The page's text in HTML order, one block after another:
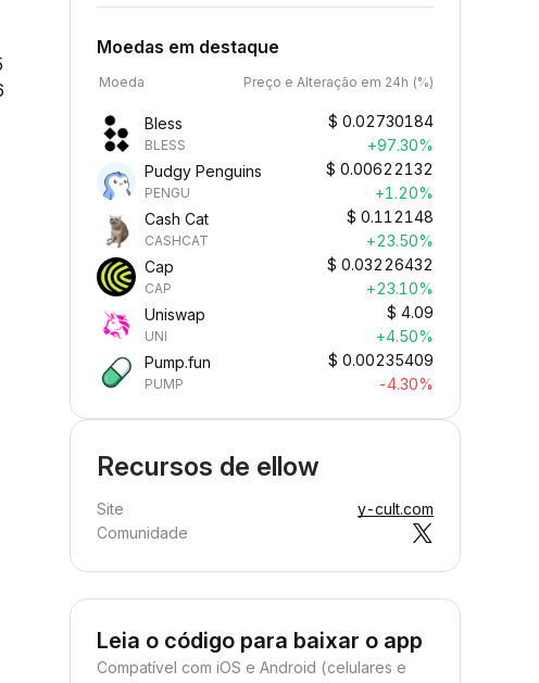
Moedas em destaque
Moeda Preço e Alteração em 24h (%)
Bless
BLESS
$ 0.02730184
+97.30%
Pudgy Penguins
PENGU
$ 0.00622132
+1.20%
Cash Cat
CASHCAT
$ 0.112148
+23.50%
Cap
CAP
$ 0.03226432
+23.10%
Uniswap
UNI
$ 4.09
+4.50%
Pump.fun
PUMP
$ 0.00235409
-4.30%
Recursos de ellow
Site
y-cult.com
Comunidade
Leia o código para baixar o app
Compatível com iOS e Android (celulares e